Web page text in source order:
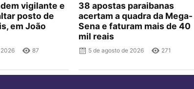
vigilante e
posto de
em João
87
38 apostas paraibanas
acertam a quadra da Mega-
Sena e faturam mais de 40
mil reais
5 de agosto de 2026 271